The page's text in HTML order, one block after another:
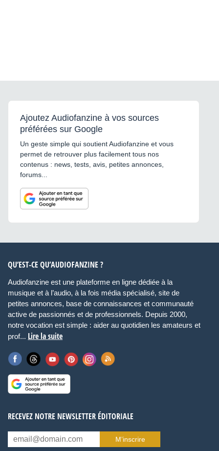
Ajoutez Audiofanzine à vos sources
préférées sur Google
Un geste simple qui soutient Audiofanzine et vous
permet de retrouver plus facilement tous nos
contenus : news, tests, avis, petites annonces,
forums...
QU’EST-CE QU’AUDIOFANZINE ?
Audiofanzine est une plateforme en ligne dédiée à la
musique et à l’audio, à la fois média spécialisé, site de
petites annonces, base de connaissances et communauté
active de passionnés et de professionnels. Depuis 2000,
notre vocation est simple : aider au quotidien les amateurs et
prof... Lire la suite
RECEVEZ NOTRE NEWSLETTER ÉDITORIALE
M’inscrire